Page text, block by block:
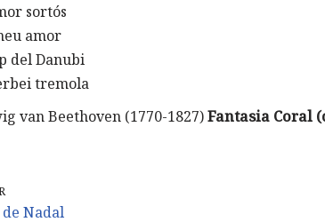
sortós
amor
del Danubi
tremola
van Beethoven (1770-1827)Fantasia Coral
Nadal